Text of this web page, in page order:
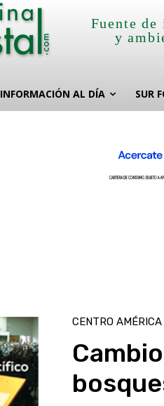
Fuente
y
INFORMACIÓN AL DÍA SUR
CENTRO